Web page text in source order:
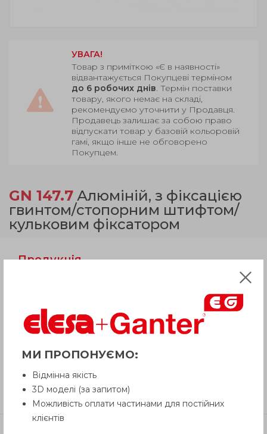
УВАГА!
Товар з приміткою «Є в наявності»
відвантажується Покупцеві терміном
до 6 робочих днів. Термін поставки
товару, якого немає на складі,
рекомендуємо уточнити у Продавця.
Продавець залишає за собою право
відпускати товар у базовій кольоровій
гамі, якщо інше не обговорено
Покупцем.
GN 147.7 Алюміній, з фіксацією
гвинтом/стопорним штифтом/
кульковим фіксатором
Продукція
Питання про продукцію
Відгуки
МИ ПРОПОНУЄМО:
Відмінна якість
3D моделі (за запитом)
Можливість оплати частинами для постійних
клієнтів